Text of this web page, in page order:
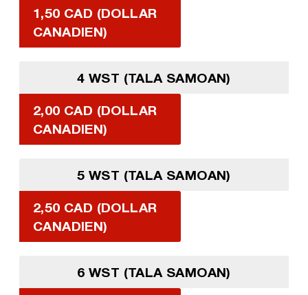
1,50 CAD (DOLLAR
CANADIEN)
4 WST (TALA SAMOAN)
2,00 CAD (DOLLAR
CANADIEN)
5 WST (TALA SAMOAN)
2,50 CAD (DOLLAR
CANADIEN)
6 WST (TALA SAMOAN)